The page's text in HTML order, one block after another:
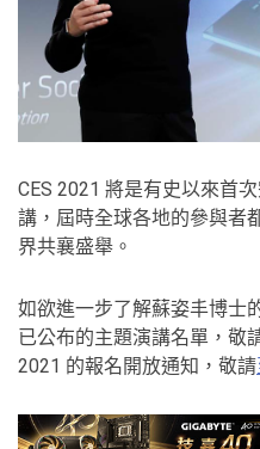
CES 2021 將是有史以來首
講，屆時全球各地的參與者
界共襄盛舉。
如欲進一步了解蘇姿丰博士
已公布的主題演講名單，敬
2021 的報名開放通知，敬請